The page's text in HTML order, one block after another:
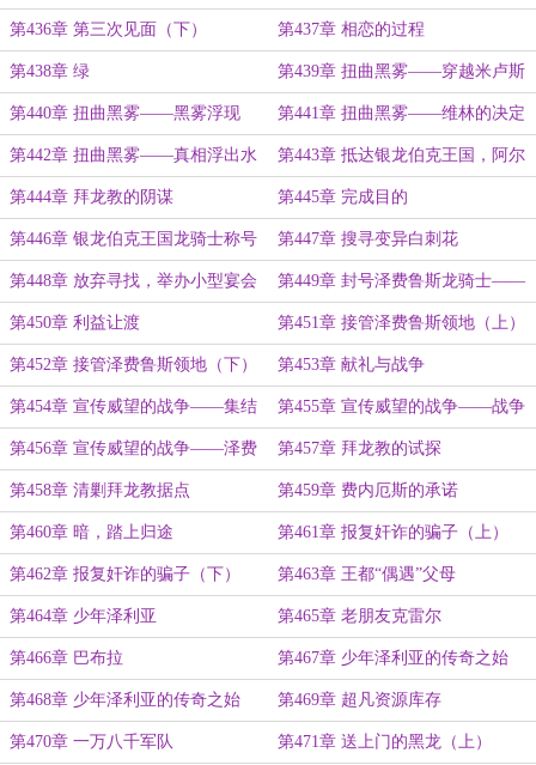
第436章 第三次见面（下） 第437章 相恋的过程
第438章 绿 第439章 扭曲黑雾——穿越米卢斯
林海
第440章 扭曲黑雾——黑雾浮现 第441章 扭曲黑雾——维林的决定
第442章 扭曲黑雾——真相浮出水
面
第443章 抵达银龙伯克王国，阿尔
杰塔的真实身份
第444章 拜龙教的阴谋 第445章 完成目的
第446章 银龙伯克王国龙骑士称号 第447章 搜寻变异白刺花
第448章 放弃寻找，举办小型宴会 第449章 封号泽费鲁斯龙骑士——
西风骑士
第450章 利益让渡 第451章 接管泽费鲁斯领地（上）
第452章 接管泽费鲁斯领地（下） 第453章 献礼与战争
第454章 宣传威望的战争——集结 第455章 宣传威望的战争——战争
第456章 宣传威望的战争——泽费
鲁斯军团
第457章 拜龙教的试探
第458章 清剿拜龙教据点 第459章 费内厄斯的承诺
第460章 暗，踏上归途 第461章 报复奸诈的骗子（上）
第462章 报复奸诈的骗子（下） 第463章 王都“偶遇”父母
第464章 少年泽利亚 第465章 老朋友克雷尔
第466章 巴布拉 第467章 少年泽利亚的传奇之始
（上）
第468章 少年泽利亚的传奇之始
（下）
第469章 超凡资源库存
第470章 一万八千军队 第471章 送上门的黑龙（上）